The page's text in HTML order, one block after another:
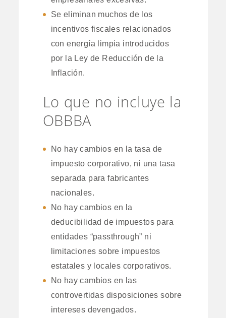
Se eliminan muchos de los
incentivos fiscales relacionados
con energía limpia introducidos
por la Ley de Reducción de la
Inflación.
Lo que no incluye la
OBBBA
No hay cambios en la tasa de
impuesto corporativo, ni una tasa
separada para fabricantes
nacionales.
No hay cambios en la
deducibilidad de impuestos para
entidades “passthrough” ni
limitaciones sobre impuestos
estatales y locales corporativos.
No hay cambios en las
controvertidas disposiciones sobre
intereses devengados.